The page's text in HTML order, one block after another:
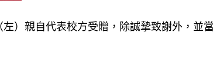
）親自代表校方受贈，除誠摯致謝外，並